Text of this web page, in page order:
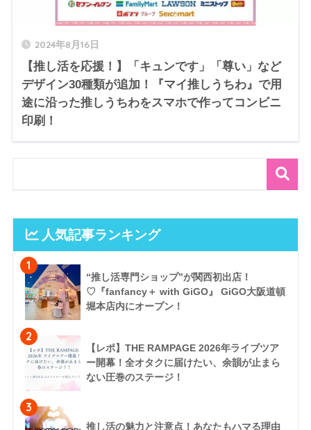
2024年8月16日
【推し活を応援！】「キュンです」「尊い」など
デザイン30種類が追加！『マイ推しうちわ』で用
途に沿った推しうちわをスマホで作ってコンビニ
印刷！
人気記事ランキング
1
“推し活専門ショップ”が関西初出店！
♡『fanfancy＋ with GiGO』 GiGO大阪道頓
堀本店内にオープン！
2
【レポ】THE RAMPAGE 2026年ライブツア
ー開幕！全オタクに届けたい、余韻が止まら
ない圧巻のステージ！
3
推し活の魅力と注意点！あなたもハマる理由